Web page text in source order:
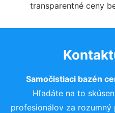
transparentné ceny
Samočistiaci bazén
Hľadáte na to
profesionálov za rozumný